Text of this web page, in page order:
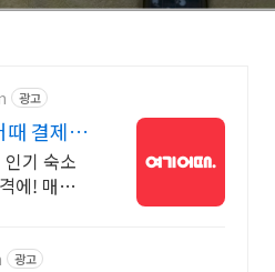
광고
결제사
기 숙소
에! 매주
광고